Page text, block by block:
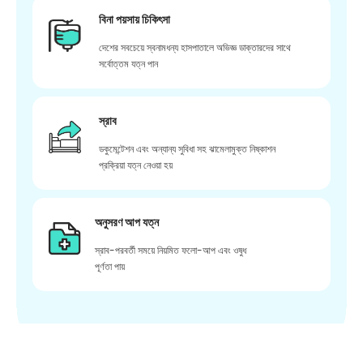
বিনা পয়সায় চিকিৎসা
দেশের সবচেয়ে স্বনামধন্য হাসপাতালে অভিজ্ঞ ডাক্তারদের সাথে
সর্বোত্তম যত্ন পান
স্রাব
ডকুমেন্টেশন এবং অন্যান্য সুবিধা সহ ঝামেলামুক্ত নিষ্কাশন
প্রক্রিয়া যত্ন নেওয়া হয়
অনুসরণ আপ যত্ন
স্রাব-পরবর্তী সময়ে নিয়মিত ফলো-আপ এবং ওষুধ
পূর্ণতা পায়